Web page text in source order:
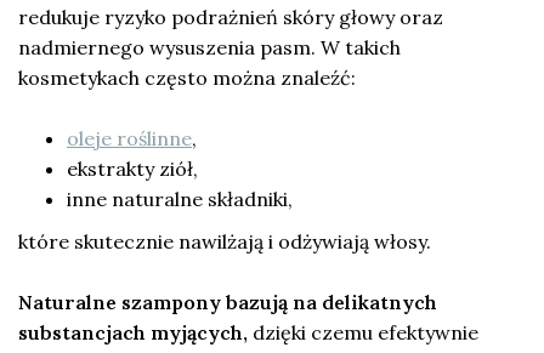
redukuje ryzyko podrażnień skóry głowy oraz
nadmiernego wysuszenia pasm. W takich
kosmetykach często można znaleźć:
oleje roślinne,
ekstrakty ziół,
inne naturalne składniki,
które skutecznie nawilżają i odżywiają włosy.
Naturalne szampony bazują na delikatnych
substancjach myjących, dzięki czemu efektywnie